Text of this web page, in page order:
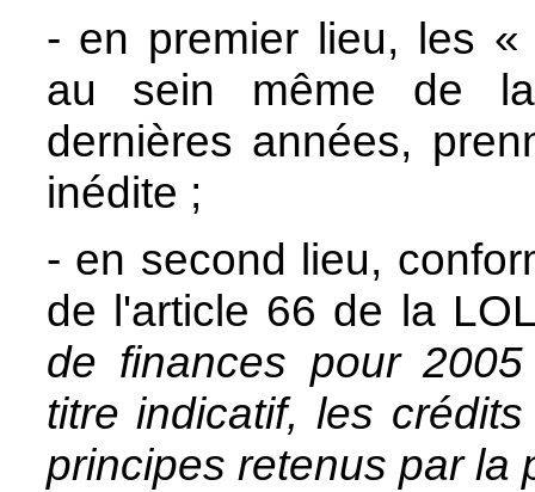
- en premier lieu, les «
au sein même de la
dernières années,
inédite ;
- en second lieu,
de l'article 66 de la
de finances pour
titre indicatif, les
principes retenus par la